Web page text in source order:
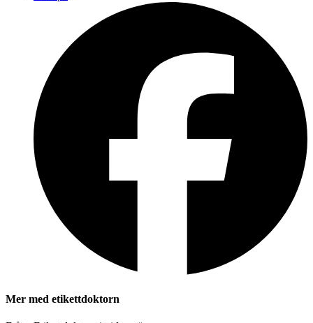
Mer med etikettdoktorn